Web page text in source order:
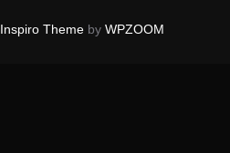
Inspiro Theme by WPZOOM